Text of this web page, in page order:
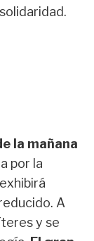
la mañana
por la
A
y se